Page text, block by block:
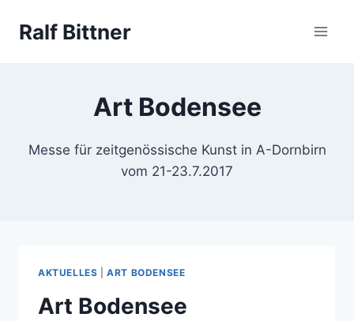
InhaltRalf Bittner
Art Bodensee
Messe für zeitgenössische Kunst in A-Dornbirn
vom 21-23.7.2017
AKTUELLES |ART BODENSEE
Art Bodensee